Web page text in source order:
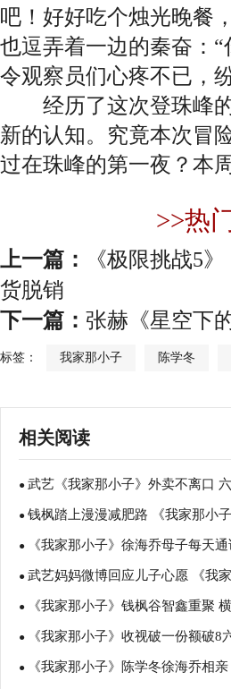
吧！好好吃个烛光晚餐
也逗弄着一边的秦奋：“
令观察员们心疼不已，
经历了这次登珠峰的
新的认知。究竟本次冒
过在珠峰的第一夜？本
>>热
上一篇：
《极限挑战5
货脱销
下一篇： 张赫《星空下
标签： 我家那小子 陈学冬
相关阅读
● 武艺《我家那小子》外卖不离口
康亮黄牌
● 钱枫踏上漫漫减肥路 《我家那小
迎突破
● 《我家那小子》徐海乔母子每天
能做到吗？
● 武艺妈妈微博回应儿子心愿 《我
亲子情感沟通
● 《我家那小子》钱枫谷智鑫重聚
梦
● 《我家那小子》收视破一份额破8
全民热议话题
● 《我家那小子》陈学冬徐海乔相